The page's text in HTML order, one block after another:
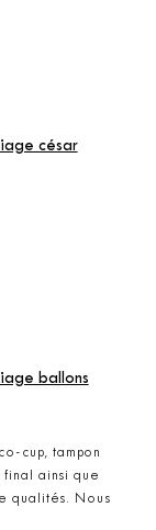
césar
ballons
cup, tampon
ainsi que
qualités. Nous